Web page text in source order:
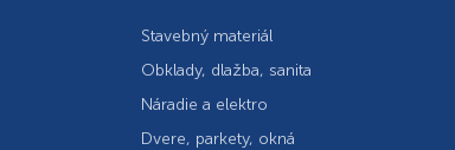
Stavebný materiál
Obklady, dlažba, sanita
Náradie a elektro
Dvere, parkety, okná